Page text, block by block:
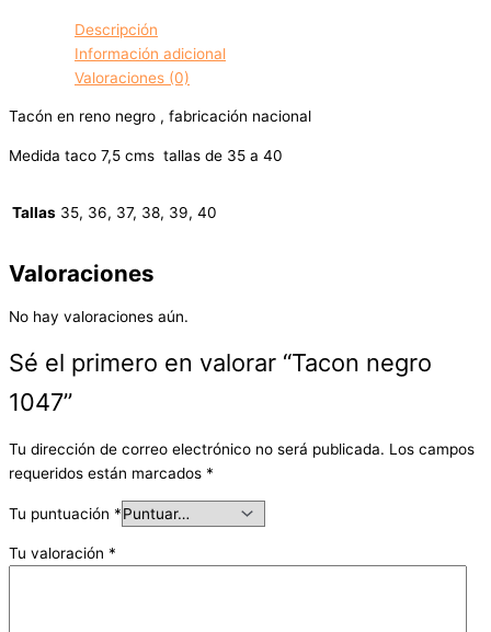
Descripción
Información adicional
Valoraciones (0)
Tacón en reno negro , fabricación nacional
Medida taco 7,5 cms tallas de 35 a 40
Tallas 35, 36, 37, 38, 39, 40
Valoraciones
No hay valoraciones aún.
Sé el primero en valorar “Tacon negro
1047”
Tu dirección de correo electrónico no será publicada. Los campos
requeridos están marcados *
Tu puntuación *
Tu valoración *